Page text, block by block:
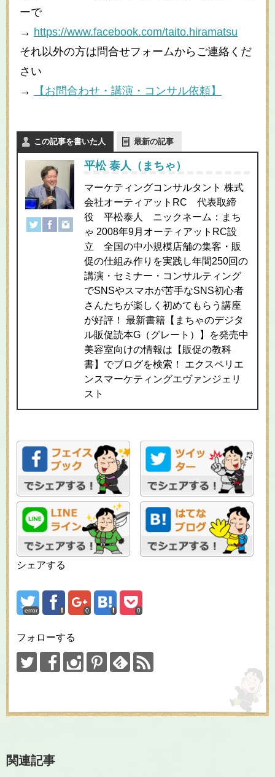
ーで
→ https://www.facebook.com/taito.hiramatsu
それ以外の方は問合せフォームからご連絡くだ
さい
→
【お問合わせ・講演・コンサル依頼】
この記事を書いた人 最新の記事
平松 泰人（まちゃ）
マーケティングコンサルタント 株式
会社オーティアットRC 代表取締
役 平松泰人 ニックネーム：まち
ゃ 2008年9月オーティアットRC設
立 全国の中小規模店舗の集客・販
促の仕組み作りを実践し年間250回の
講演・セミナー・コンサルティング
でSNSやスマホが苦手なSNS初心者
さんたちが楽しく初めてもらう講座
が好評！ 最新書籍【まちゃのデジタ
ル販促読本G（グレート）】を発売中
美容室向けの情報は【販促の教科
書】でブログを検索！ エクスペリエ
ンスマーケティングエヴァンジェリ
スト
シェアする
error 0 0
フォローする
関連記事